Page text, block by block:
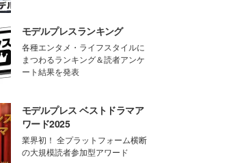
モデルプレスランキング
各種エンタメ・ライフスタイルに
まつわるランキング＆読者アンケ
ート結果を発表
モデルプレス ベストドラマア
ワード2025
業界初！ 全プラットフォーム横断
の大規模読者参加型アワード